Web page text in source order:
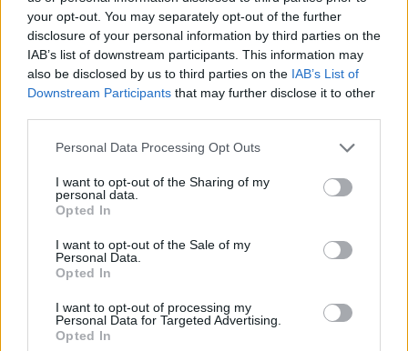
your opt-out. You may separately opt-out of the further
disclosure of your personal information by third parties on the
IAB’s list of downstream participants. This information may
also be disclosed by us to third parties on the IAB’s List of
Downstream Participants that may further disclose it to other
Please note that this website/app uses one or more Google
not limited to your visit or usage behaviour. You may click to
grant or deny consent to Google and its third-party tags to
use your data for below specified purposes in below Google
consent section.
Personal Data Processing Opt Outs
I want to opt-out of the Sharing of my
personal data.
Opted In
I want to opt-out of the Sale of my
Personal Data.
Opted In
I want to opt-out of processing my
Personal Data for Targeted Advertising.
Opted In
Pozostały wątpliwości? Brakuje czegoś w haśle?
Zobacz, co zyskują abonenci Dobrego słownika.